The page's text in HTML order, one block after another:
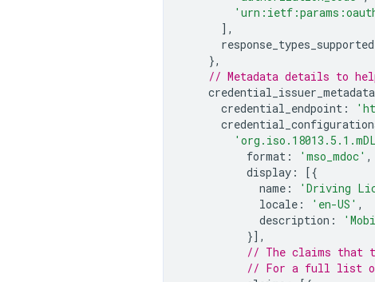
],
response_types_supported
},
// Metadata details to
credential_issuer_metadata
credential_endpoint :
format : 'mso_mdoc' ,
display :
[{
name : 'Driving
locale : 'en-US' ,
description :
}],
// The claims that
// For a full list of